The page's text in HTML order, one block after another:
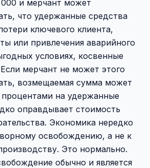
000 и мерчант может
что удержанные средства
ключевого клиента,
или привлечения аварийного
условиях, косвенные
мерчант не может этого
возмещаемая сумма может
процентами на удержанные
оправдывает стоимость
Экономика нередко
освобождению, а не к
Это нормально.
обычно и является